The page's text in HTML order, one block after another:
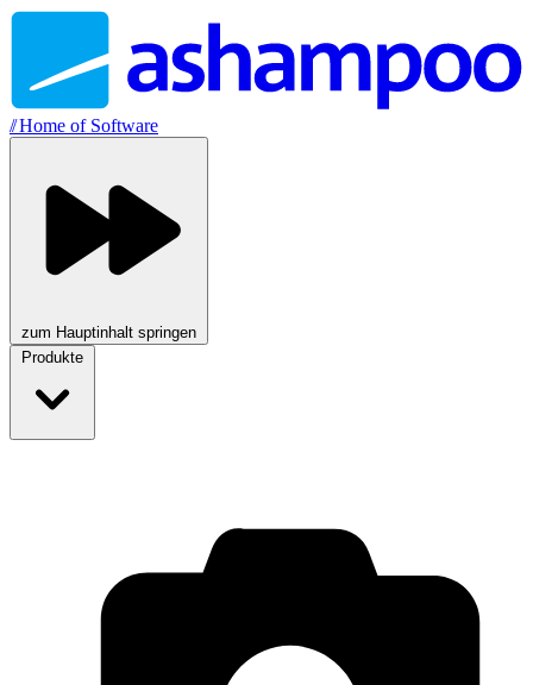
//Home of Software
zum Hauptinhalt springen
Produkte